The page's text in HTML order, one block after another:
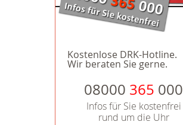
Kostenlose DRK-Hotline.
Wir beraten Sie gerne.
08000 365 000
Infos für Sie kostenfrei
rund um die Uhr